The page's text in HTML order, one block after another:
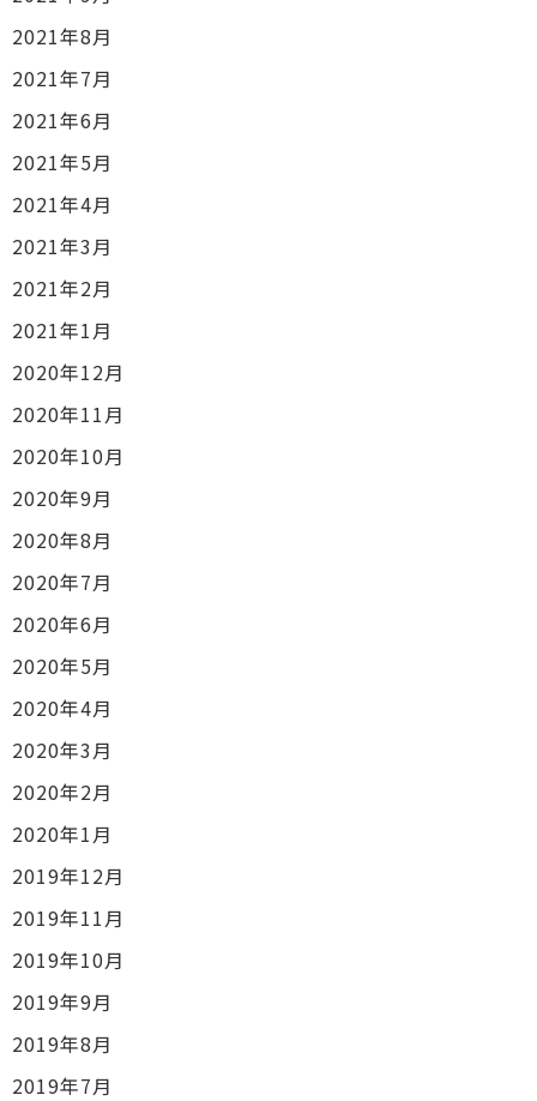
2021年8月
2021年7月
2021年6月
2021年5月
2021年4月
2021年3月
2021年2月
2021年1月
2020年12月
2020年11月
2020年10月
2020年9月
2020年8月
2020年7月
2020年6月
2020年5月
2020年4月
2020年3月
2020年2月
2020年1月
2019年12月
2019年11月
2019年10月
2019年9月
2019年8月
2019年7月